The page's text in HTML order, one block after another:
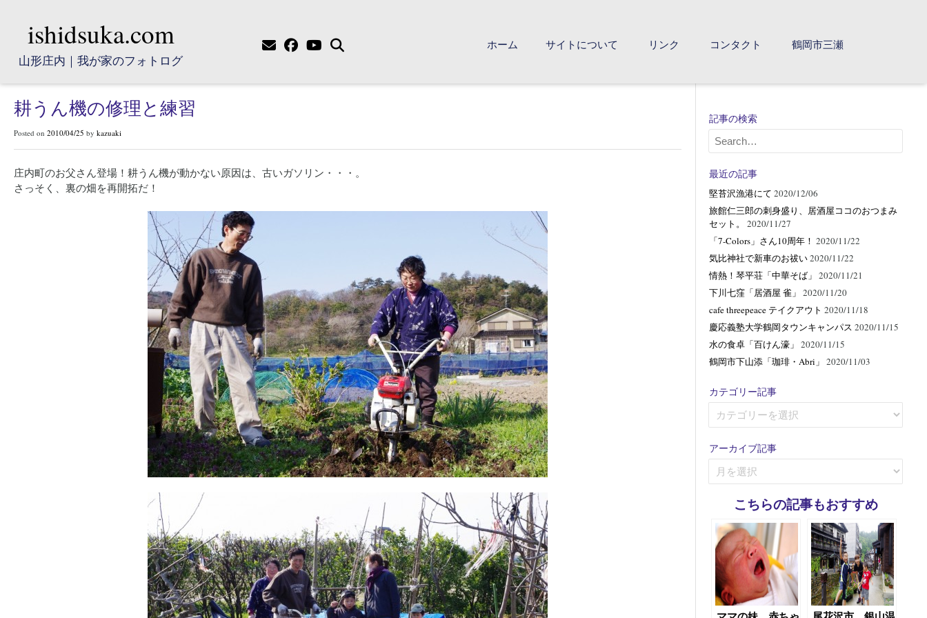
ishidsuka.com
山形庄内｜我が家のフォトログ
ホーム サイトについて リンク コンタクト 鶴岡市三瀬
耕うん機の修理と練習
Posted on 2010/04/25 by kazuaki
庄内町のお父さん登場！耕うん機が動かない原因は、古いガソリン・・・。
さっそく、裏の畑を再開拓だ！
記事の検索
最近の記事
堅苔沢漁港にて 2020/12/06
旅館仁三郎の刺身盛り、居酒屋ココのおつまみ
セット。
2020/11/27
「7-Colors」さん10周年！ 2020/11/22
気比神社で新車のお祓い2020/11/22
情熱！琴平荘「中華そば」 2020/11/21
下川七窪「居酒屋 雀」 2020/11/20
cafe threepeace テイクアウト 2020/11/18
慶応義塾大学鶴岡タウンキャンパス 2020/11/15
水の食卓「百けん濠」 2020/11/15
鶴岡市下山添「珈琲・Abri」 2020/11/03
カテゴリー記事
カ
テ
リ
ー
記
アーカイブ記事
ー
ブ
記
事
こちらの記事もおすすめ